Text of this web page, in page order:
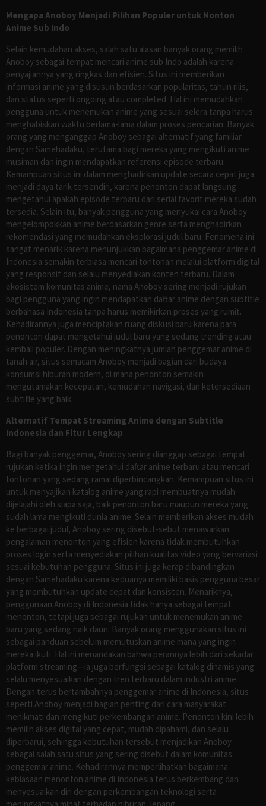
Mengapa Anoboy Menjadi Pilihan Populer untuk Nonton
Anime Sub Indo
Selain kemudahan akses, salah satu alasan banyak orang memilih
Anoboy sebagai tempat mencari anime sub Indo adalah karena
penyajiannya yang ringkas dan efisien. Situs ini memberikan
informasi anime yang disusun berdasarkan popularitas, tahun rilis,
dan status seperti ongoing atau completed. Hal ini memudahkan
pengguna untuk menemukan anime yang sesuai selera tanpa harus
menghabiskan waktu berlama-lama dalam proses pencarian. Banyak
orang yang menganggap Anoboy sebagai alternatif yang familiar
dengan Samehadaku, terutama bagi mereka yang mengikuti anime
musiman dan ingin mendapatkan referensi episode terbaru.
Kemampuan situs ini dalam menghadirkan update secara cepat juga
menjadi daya tarik tersendiri, karena penonton dapat langsung
mengetahui apakah episode terbaru dari serial favorit mereka sudah
tersedia. Selain itu, banyak pengguna yang menyukai cara Anoboy
mengelompokkan anime berdasarkan genre serta menghadirkan
rekomendasi yang memudahkan eksplorasi judul baru. Fenomena ini
sangat menarik karena menunjukkan bagaimana penggemar anime di
Indonesia semakin terbiasa mencari tontonan melalui platform digital
yang responsif dan selalu menyediakan konten terbaru. Dalam
ekosistem komunitas anime, nama Anoboy sering menjadi rujukan
bagi pengguna yang ingin mendapatkan daftar anime dengan subtitle
berbahasa Indonesia tanpa harus memikirkan proses yang rumit.
Kehadirannya juga menciptakan ruang diskusi baru karena para
penonton dapat mengetahui judul baru yang sedang trending atau
kembali populer. Dengan meningkatnya jumlah penggemar anime di
tanah air, situs semacam Anoboy menjadi bagian dari budaya
konsumsi hiburan modern, di mana penonton semakin
mengutamakan kecepatan, kemudahan navigasi, dan ketersediaan
subtitle yang baik.
Alternatif Tempat Streaming Anime dengan Subtitle
Indonesia dan Fitur Lengkap
Bagi banyak penggemar, Anoboy sering dianggap sebagai tempat
rujukan ketika ingin mengetahui daftar anime terbaru atau mencari
tontonan yang sedang ramai diperbincangkan. Kemampuan situs ini
untuk menyajikan katalog anime yang rapi membuatnya mudah
dijelajahi oleh siapa saja, baik penonton baru maupun mereka yang
sudah lama mengikuti dunia anime. Selain memberikan akses mudah
ke berbagai judul, Anoboy sering disebut-sebut menawarkan
pengalaman menonton yang efisien karena tidak membutuhkan
proses login serta menyediakan pilihan kualitas video yang bervariasi
sesuai kebutuhan pengguna. Situs ini juga kerap dibandingkan
dengan Samehadaku karena keduanya memiliki basis pengguna besar
yang membutuhkan update cepat dan konsisten. Menariknya,
penggunaan Anoboy di Indonesia tidak hanya sebagai tempat
menonton, tetapi juga sebagai rujukan untuk menemukan anime
baru yang sedang naik daun. Banyak orang menggunakan situs ini
sebagai panduan sebelum memutuskan anime mana yang ingin
mereka ikuti. Hal ini menandakan bahwa perannya lebih dari sekadar
platform streaming—ia juga berfungsi sebagai katalog dinamis yang
selalu menyesuaikan dengan tren terbaru dalam industri anime.
Dengan terus bertambahnya penggemar anime di Indonesia, situs
seperti Anoboy menjadi bagian penting dari cara masyarakat
menikmati dan mengikuti perkembangan anime. Penonton kini lebih
memilih akses digital yang cepat, mudah dipahami, dan selalu
diperbarui, sehingga kebutuhan tersebut menjadikan Anoboy
sebagai salah satu situs yang sering disebut dalam komunitas
penggemar anime. Kehadirannya memperlihatkan bagaimana
kebiasaan menonton anime di Indonesia terus berkembang dan
menyesuaikan diri dengan perkembangan teknologi serta
meningkatnya minat terhadap hiburan Jepang.